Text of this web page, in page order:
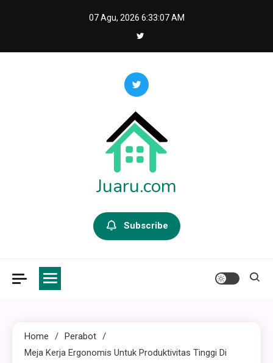
07 Agu, 2026 6:33:08 AM
Juaru.com
Subscribe
Home
Perabot
Meja Kerja Ergonomis Untuk Produktivitas Tinggi Di